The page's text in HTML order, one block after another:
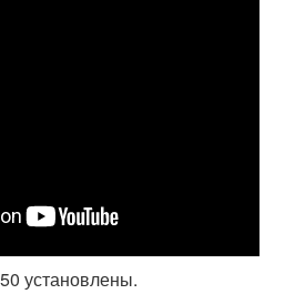
установлены.